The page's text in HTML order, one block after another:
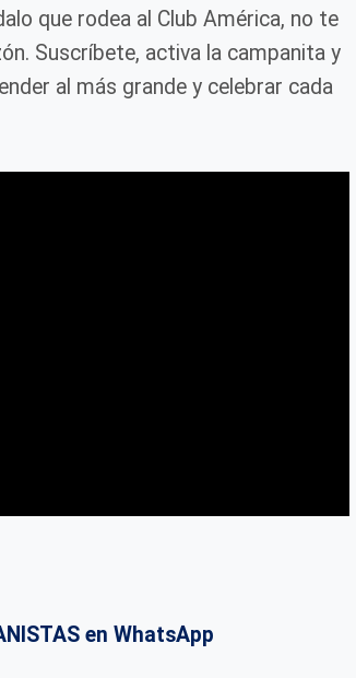
que rodea al Club América, no te
Suscríbete, activa la campanita y
al más grande y celebrar cada
en WhatsApp